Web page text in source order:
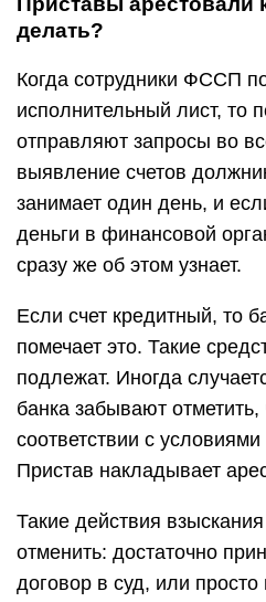
делать?
Когда сотрудники ФССП
исполнительный лист, то
отправляют запросы во
выявление счетов
занимает один день, и
деньги в финансовой
сразу же об этом узнает.
Если счет кредитный, то
помечает это. Такие
подлежат. Иногда
банка забывают отметить,
соответствии с
Пристав накладывает
Такие действия
отменить: достаточно
договор в суд, или